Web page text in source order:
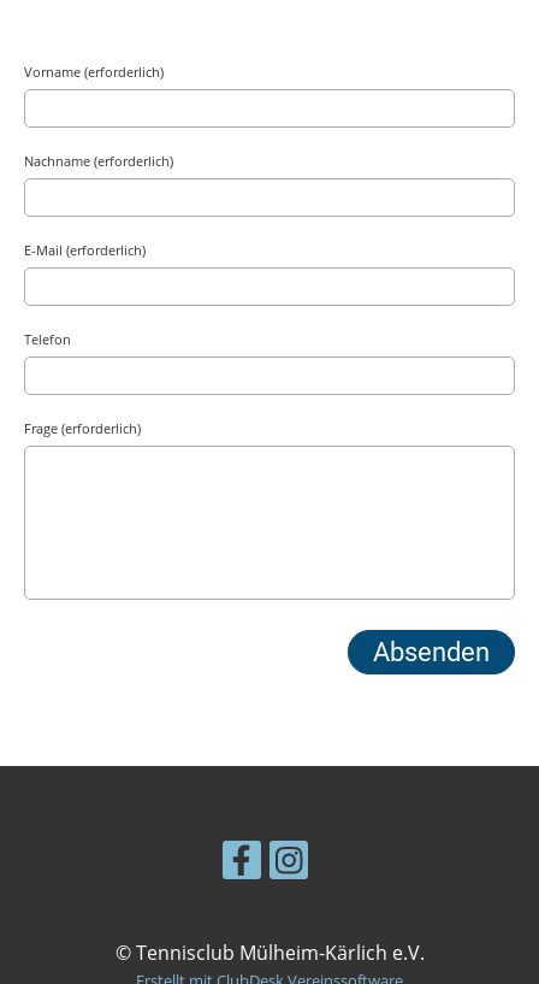
Vorname (erforderlich)
Nachname (erforderlich)
E-Mail (erforderlich)
Telefon
Frage (erforderlich)
© Tennisclub Mülheim-Kärlich e.V.